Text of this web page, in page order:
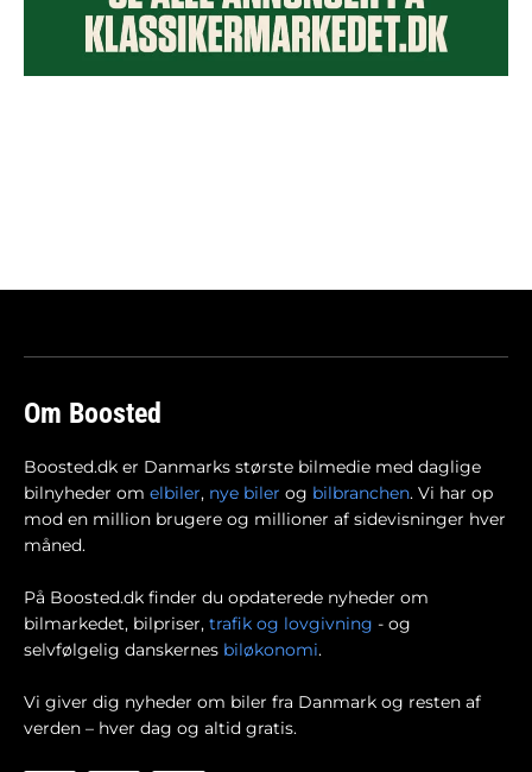
Om Boosted
Boosted.dk er Danmarks største bilmedie med daglige
bilnyheder om elbiler, nye biler og bilbranchen. Vi har op
mod en million brugere og millioner af sidevisninger hver
måned.
På Boosted.dk finder du opdaterede nyheder om
bilmarkedet, bilpriser, trafik og lovgivning - og
selvfølgelig danskernes biløkonomi.
Vi giver dig nyheder om biler fra Danmark og resten af
verden – hver dag og altid gratis.